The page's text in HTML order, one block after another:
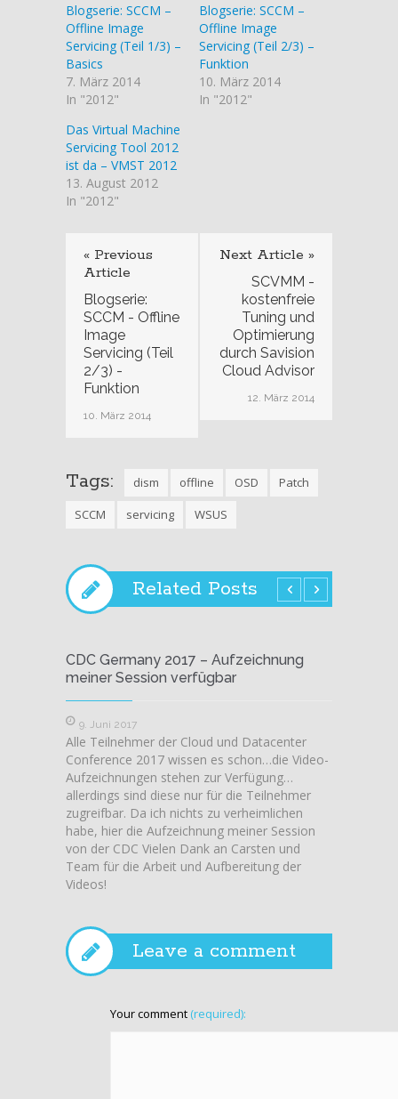
Blogserie: SCCM –
Offline Image
Servicing (Teil 1/3) –
Basics
7. März 2014
In "2012"
Blogserie: SCCM –
Offline Image
Servicing (Teil 2/3) –
Funktion
10. März 2014
In "2012"
Das Virtual Machine
Servicing Tool 2012
ist da – VMST 2012
13. August 2012
In "2012"
« Previous
Article
Blogserie:
SCCM - Offline
Image
Servicing (Teil
2/3) -
Funktion
10. März 2014
Next Article »
SCVMM -
kostenfreie
Tuning und
Optimierung
durch Savision
Cloud Advisor
12. März 2014
Tags: dism offline OSD
Patch
SCCM
servicing WSUS
Related Posts
CDC Germany 2017 – Aufzeichnung
meiner Session verfügbar
9. Juni 2017
Alle Teilnehmer der Cloud und Datacenter
Conference 2017 wissen es schon…die Video-
Aufzeichnungen stehen zur Verfügung…
allerdings sind diese nur für die Teilnehmer
zugreifbar. Da ich nichts zu verheimlichen
habe, hier die Aufzeichnung meiner Session
von der CDC Vielen Dank an Carsten und
Team für die Arbeit und Aufbereitung der
Videos!
Leave a comment
Your comment (required):